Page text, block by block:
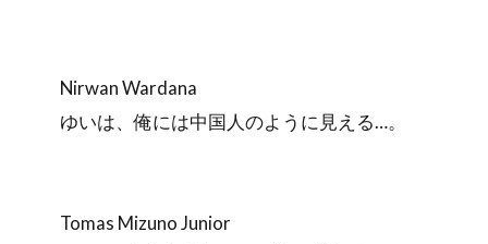
Nirwan Wardana
ゆいは、俺には中国人のように見える…。
Tomas Mizuno Junior